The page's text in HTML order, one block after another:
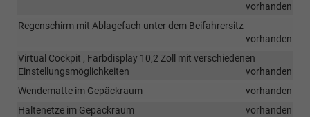
vorhanden
Regenschirm mit Ablagefach unter dem Beifahrersitz
vorhanden
Virtual Cockpit , Farbdisplay 10,2 Zoll mit verschiedenen
Einstellungsmöglichkeiten
vorhanden
Wendematte im Gepäckraum
vorhanden
Haltenetze im Gepäckraum
vorhanden